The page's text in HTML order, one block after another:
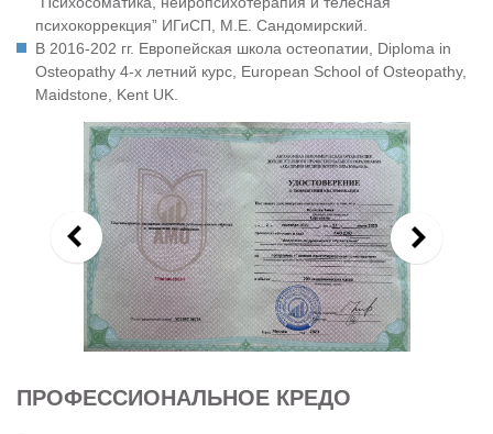
психокоррекция” ИГиСП, М.Е. Сандомирский.
В 2016-202 гг. Европейская школа остеопатии, Diploma in
Osteopathy 4-х летний курс, European School of Osteopathy,
Maidstone, Kent UK.
ПРОФЕССИОНАЛЬНОЕ КРЕДО